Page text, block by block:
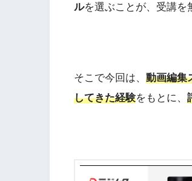
ルを選ぶことが、受講を
そこで今回は、 動画編集
してきた経験をもとに、